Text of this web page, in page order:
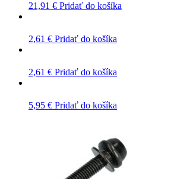
21,91 € Pridať do košíka
2,61 € Pridať do košíka
2,61 € Pridať do košíka
5,95 € Pridať do košíka